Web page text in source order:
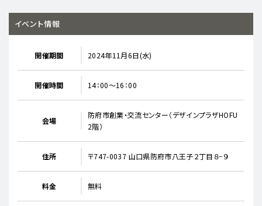
イベント情報
開催期間 2024年11月6日(水)
開催時間 14：00～16：00
会場
防府市創業・交流センター（デザインプラザHOFU
2階）
住所 〒747-0037 山口県防府市八王子２丁目８−９
料金 無料